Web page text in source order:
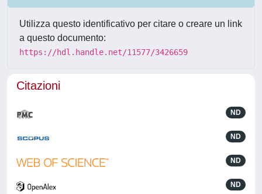
Utilizza questo identificativo per citare o creare un link
a questo documento:
https://hdl.handle.net/11577/3426659
Citazioni
ND
ND
ND
ND